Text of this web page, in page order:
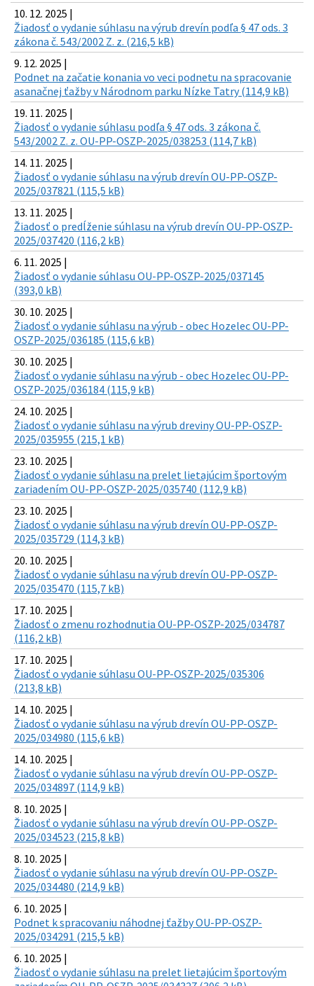
10. 12. 2025 |
Žiadosť o vydanie súhlasu na výrub drevín podľa § 47 ods. 3
zákona č. 543/2002 Z. z. (216,5 kB)
9. 12. 2025 |
Podnet na začatie konania vo veci podnetu na spracovanie
asanačnej ťažby v Národnom parku Nízke Tatry (114,9 kB)
19. 11. 2025 |
Žiadosť o vydanie súhlasu podľa § 47 ods. 3 zákona č.
543/2002 Z. z. OU-PP-OSZP-2025/038253 (114,7 kB)
14. 11. 2025 |
Žiadosť o vydanie súhlasu na výrub drevín OU-PP-OSZP-
2025/037821 (115,5 kB)
13. 11. 2025 |
Žiadosť o predĺženie súhlasu na výrub drevín OU-PP-OSZP-
2025/037420 (116,2 kB)
6. 11. 2025 |
Žiadosť o vydanie súhlasu OU-PP-OSZP-2025/037145
(393,0 kB)
30. 10. 2025 |
Žiadosť o vydanie súhlasu na výrub - obec Hozelec OU-PP-
OSZP-2025/036185 (115,6 kB)
30. 10. 2025 |
Žiadosť o vydanie súhlasu na výrub - obec Hozelec OU-PP-
OSZP-2025/036184 (115,9 kB)
24. 10. 2025 |
Žiadosť o vydanie súhlasu na výrub dreviny OU-PP-OSZP-
2025/035955 (215,1 kB)
23. 10. 2025 |
Žiadosť o vydanie súhlasu na prelet lietajúcim športovým
zariadením OU-PP-OSZP-2025/035740 (112,9 kB)
23. 10. 2025 |
Žiadosť o vydanie súhlasu na výrub drevín OU-PP-OSZP-
2025/035729 (114,3 kB)
20. 10. 2025 |
Žiadosť o vydanie súhlasu na výrub drevín OU-PP-OSZP-
2025/035470 (115,7 kB)
17. 10. 2025 |
Žiadosť o zmenu rozhodnutia OU-PP-OSZP-2025/034787
(116,2 kB)
17. 10. 2025 |
Žiadosť o vydanie súhlasu OU-PP-OSZP-2025/035306
(213,8 kB)
14. 10. 2025 |
Žiadosť o vydanie súhlasu na výrub drevín OU-PP-OSZP-
2025/034980 (115,6 kB)
14. 10. 2025 |
Žiadosť o vydanie súhlasu na výrub drevín OU-PP-OSZP-
2025/034897 (114,9 kB)
8. 10. 2025 |
Žiadosť o vydanie súhlasu na výrub drevín OU-PP-OSZP-
2025/034523 (215,8 kB)
8. 10. 2025 |
Žiadosť o vydanie súhlasu na výrub drevín OU-PP-OSZP-
2025/034480 (214,9 kB)
6. 10. 2025 |
Podnet k spracovaniu náhodnej ťažby OU-PP-OSZP-
2025/034291 (215,5 kB)
6. 10. 2025 |
Žiadosť o vydanie súhlasu na prelet lietajúcim športovým